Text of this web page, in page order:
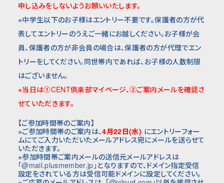
申し込みをしないようお願いいたします。
※中学生以下のお子様はエントリー不要です。保護者の方が代
表してエントリーのうえご一緒にお越しください。お子様が会
員、保護者の方が非会員の場合は、保護者の方が代理でエン
トリーをしてください。同世帯内であれば、お子様の人数制限
はございません。
※当日は①CENT倶楽部マイページ、②ご案内メールを確認さ
せていただきます。
【ご参加時間帯のご案内】
※ご参加時間帯のご案内は、4月22日(水) にエントリーフォー
ムにてご入力いただいたメールアドレス宛にメールを送らせて
いただきます。
※参加時間帯ご案内メールの送信元メールアドレスは
「@mail.plusmember.jp」となりますので、ドメイン指定受信
設定をされている方は受信可能ドメインに設定してください。